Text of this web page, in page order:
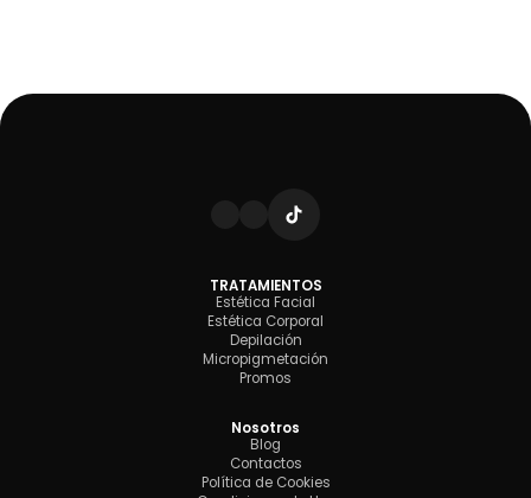
TRATAMIENTOS
Estética Facial
Estética Corporal
Depilación
Micropigmetación
Promos
Nosotros
Blog
Contactos
Política de Cookies